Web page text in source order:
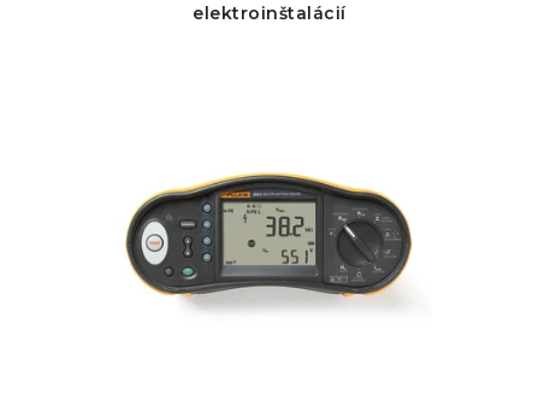
elektroinštalácií